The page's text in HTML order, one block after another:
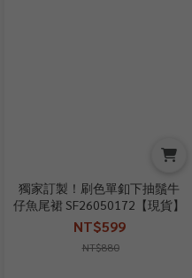
獨家訂製！刷色單釦下抽鬚牛
仔魚尾裙 SF26050172【現貨】
NT$599
NT$880